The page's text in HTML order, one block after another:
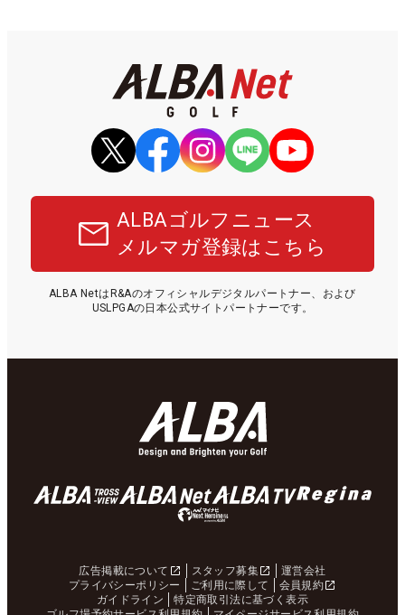
ALBAゴルフニュース
メルマガ登録はこちら
ALBA NetはR&Aのオフィシャルデジタルパートナー、および
USLPGAの日本公式サイトパートナーです。
広告掲載について スタッフ募集
運営会社
プライバシーポリシー
ご利用に際して
会員規約
ガイドライン
特定商取引法に基づく表示